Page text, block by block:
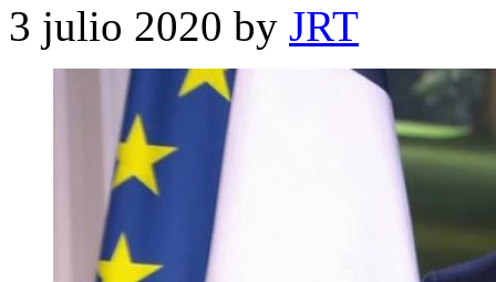
3 julio 2020 by JRT